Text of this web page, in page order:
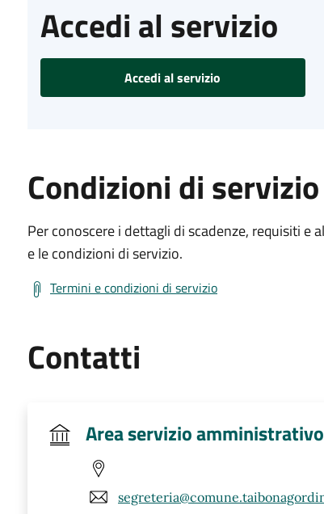
Accedi al servizio
Accedi al servizio
Condizioni di servizio
Per conoscere i dettagli di scadenze, requisiti
e le condizioni di servizio.
Termini e condizioni di servizio
Contatti
Area servizio amministrativo